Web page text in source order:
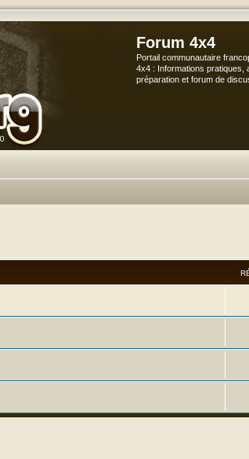
Forum 4x4
Portail communautaire
4x4 : Informations pratiques,
préparation et forum de